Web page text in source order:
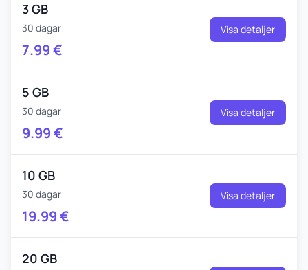
3 GB
30 dagar
7.99€
Visa detaljer
5 GB
30 dagar
9.99€
Visa detaljer
10 GB
30 dagar
19.99€
Visa detaljer
20 GB